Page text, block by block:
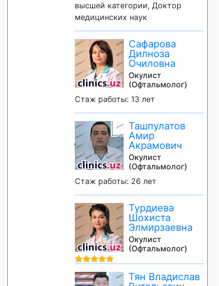
высшей категории, Доктор
медицинских наук
Сафарова
Дилноза
Очиловна
Окулист
(Офтальмолог)
Стаж работы: 13 лет
Ташпулатов
Амир
Акрамович
Окулист
(Офтальмолог)
Стаж работы: 26 лет
Турдиева
Шохиста
Элмирзаевна
Окулист
(Офтальмолог)
Тян Владислав